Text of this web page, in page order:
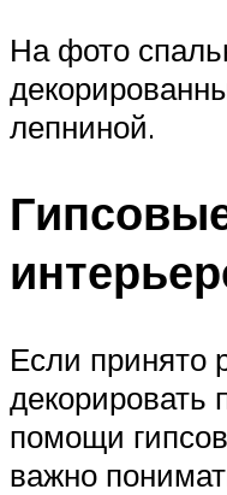
На фото
лепниной.
Если принято
помощи
важно